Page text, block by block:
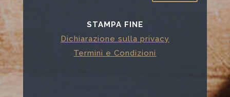
STAMPA FINE
Dichiarazione sulla privacy
Termini e Condizioni